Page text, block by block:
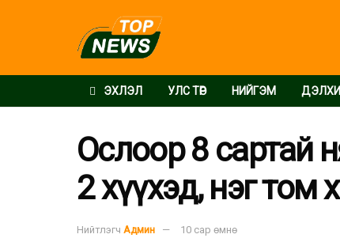
ЭХЛЭЛ УЛС ТӨР НИЙГЭМ
Ослоор 8 сартай
2 хүүхэд, нэг том
Нийтлэгч Админ 10 сар өмнө